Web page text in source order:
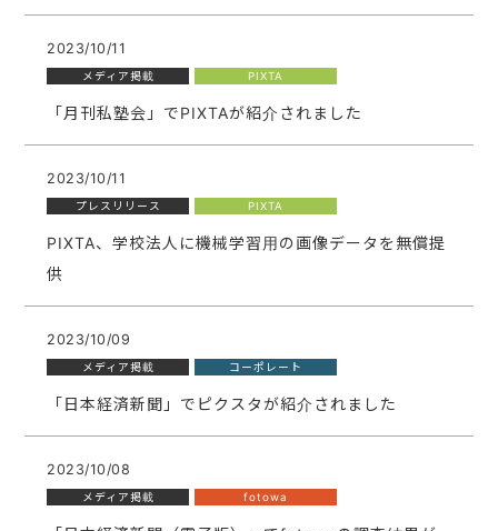
2023/10/11
メディア掲載 PIXTA
「月刊私塾会」でPIXTAが紹介されました
2023/10/11
プレスリリース PIXTA
PIXTA、学校法人に機械学習用の画像データを無償提
供​​
2023/10/09
メディア掲載 コーポレート
「日本経済新聞」でピクスタが紹介されました
2023/10/08
メディア掲載 fotowa